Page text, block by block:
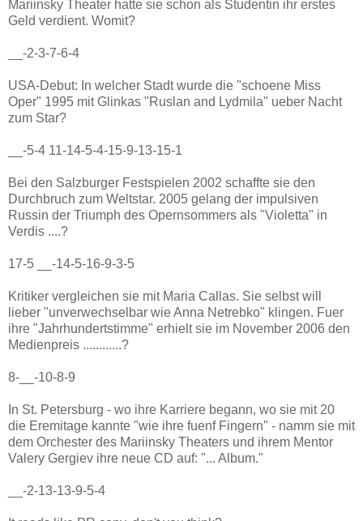
Mariinsky Theater hatte sie schon als Studentin ihr erstes
Geld verdient. Womit?
__-2-3-7-6-4
USA-Debut: In welcher Stadt wurde die "schoene Miss
Oper" 1995 mit Glinkas "Ruslan and Lydmila" ueber Nacht
zum Star?
__-5-4 11-14-5-4-15-9-13-15-1
Bei den Salzburger Festspielen 2002 schaffte sie den
Durchbruch zum Weltstar. 2005 gelang der impulsiven
Russin der Triumph des Opernsommers als "Violetta" in
Verdis ....?
17-5 __-14-5-16-9-3-5
Kritiker vergleichen sie mit Maria Callas. Sie selbst will
lieber "unverwechselbar wie Anna Netrebko" klingen. Fuer
ihre "Jahrhundertstimme" erhielt sie im November 2006 den
Medienpreis ............?
8-__-10-8-9
In St. Petersburg - wo ihre Karriere begann, wo sie mit 20
die Eremitage kannte "wie ihre fuenf Fingern" - namm sie mit
dem Orchester des Mariinsky Theaters und ihrem Mentor
Valery Gergiev ihre neue CD auf: "... Album."
__-2-13-13-9-5-4